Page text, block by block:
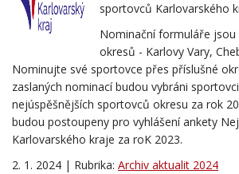
sportovců Karlovarského
Nominační formuláře jsou
okresů - Karlovy Vary,
Nominujte své sportovce přes příslušné
zaslaných nominací budou vybráni
nejúspěšnějších sportovců okresu za rok
budou postoupeny pro vyhlášení ankety
Karlovarského kraje za roK 2023.
2. 1. 2024 | Rubrika: Archiv aktualit 2024